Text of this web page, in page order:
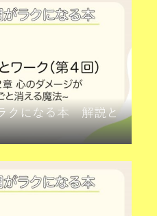
クになる本 解説と